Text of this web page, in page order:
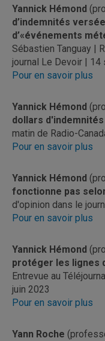
Yannick Hémond
d’indemnités
d’«événements
Sébastien Tanguay |
journal Le Devoir | 14
Pour en savoir plus
Yannick Hémond
dollars d'indemnités
matin de Radio-
Pour en savoir plus
Yannick Hémond
fonctionne pas
d'opinion dans le
Pour en savoir plus
Yannick Hémond
protéger les lignes
Entrevue au
juin 2023
Pour en savoir plus
Yann Roche